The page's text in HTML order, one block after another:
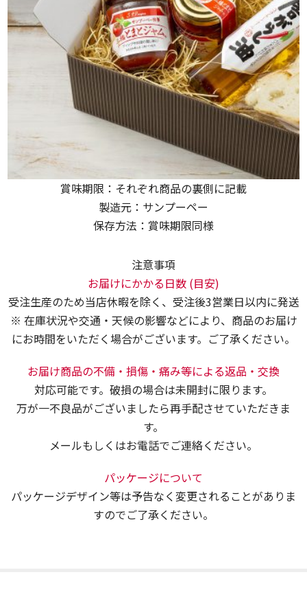
賞味期限：それぞれ商品の裏側に記載
製造元：サンプーペー
保存方法：賞味期限同様
注意事項
お届けにかかる日数 (目安)
受注生産のため当店休暇を除く、受注後3営業日以内に発送
※ 在庫状況や交通・天候の影響などにより、商品のお届け
にお時間をいただく場合がございます。ご了承ください。
お届け商品の不備・損傷・痛み等による返品・交換
対応可能です。破損の場合は未開封に限ります。
万が一不良品がございましたら再手配させていただきま
す。
メールもしくはお電話でご連絡ください。
パッケージについて
パッケージデザイン等は予告なく変更されることがありま
すのでご了承ください。